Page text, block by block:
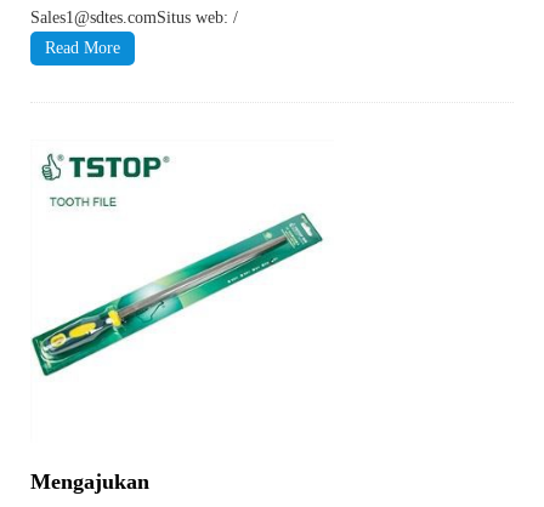
Sales1@sdtes.comSitus web: /
Read More
Mengajukan